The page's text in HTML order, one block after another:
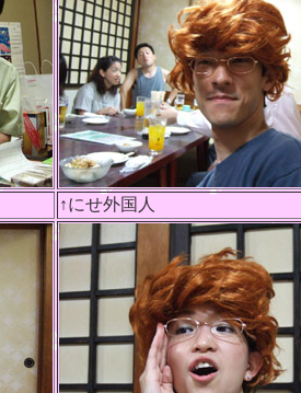
↑にせ外国人